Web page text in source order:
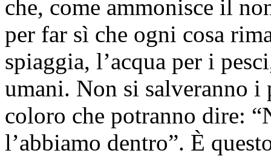
che, come ammonisce il
per far sì che ogni cosa
spiaggia, l’acqua per i
umani. Non si salveranno i
coloro che potranno dire:
l’abbiamo dentro”. È